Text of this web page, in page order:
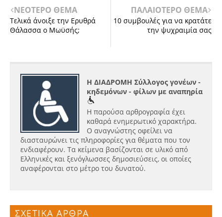
ΝΕΟΤΕΡΟ ΘΕΜΑ
Τελικά άνοιξε την Ερυθρά
Θάλασσα ο Μωϋσής;
ΠΑΛΑΙΟΤΕΡΟ ΘΕΜΑ
10 συμβουλές για να κρατάτε
την ψυχραιμία σας
Η ΔΙΑΔΡΟΜΗ Σύλλογος γονέων -
κηδεμόνων - φίλων με αναπηρία
Η παρούσα αρθρογραφία έχει
καθαρά ενημερωτικό χαρακτήρα.
Ο αναγνώστης οφείλει να
διασταυρώνει τις πληροφορίες για θέματα που τον
ενδιαφέρουν. Τα κείμενα βασίζονται σε υλικό από
Ελληνικές και ξενόγλωσσες δημοσιεύσεις, οι οποίες
αναφέρονται στο μέτρο του δυνατού.
ΣΧΕΤΙΚΑ ΑΡΘΡΑ